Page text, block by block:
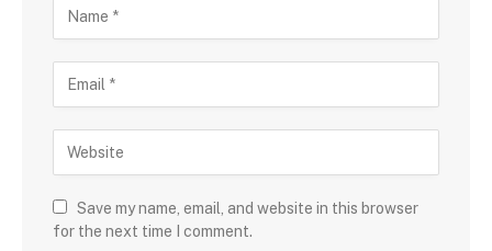
Save my name, email, and website in this browser
for the next time I comment.